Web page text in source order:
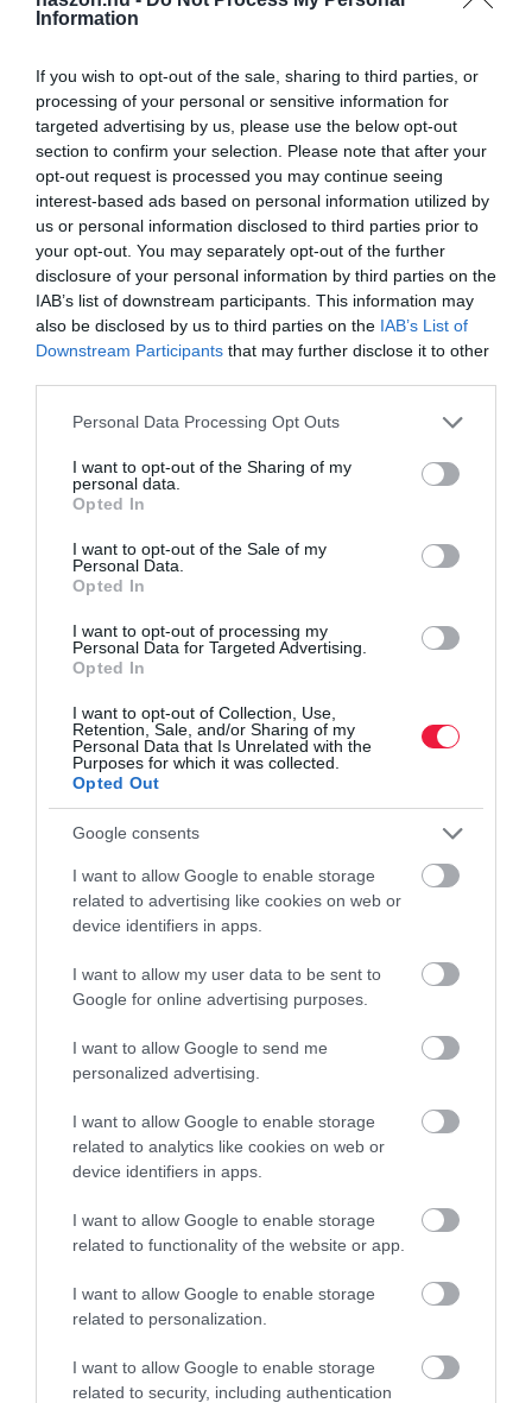
Information
If you wish to opt-out of the sale, sharing to third parties, or
processing of your personal or sensitive information for
targeted advertising by us, please use the below opt-out
section to confirm your selection. Please note that after your
opt-out request is processed you may continue seeing
interest-based ads based on personal information utilized by
us or personal information disclosed to third parties prior to
your opt-out. You may separately opt-out of the further
disclosure of your personal information by third parties on the
IAB’s list of downstream participants. This information may
also be disclosed by us to third parties on the IAB’s List of
Downstream Participants that may further disclose it to other
Please note that this website/app uses one or more Google
not limited to your visit or usage behaviour. You may click to
grant or deny consent to Google and its third-party tags to
use your data for below specified purposes in below Google
consent section.
Personal Data Processing Opt Outs
I want to opt-out of the Sharing of my
personal data.
Opted In
I want to opt-out of the Sale of my
Personal Data.
Opted In
I want to opt-out of processing my
Personal Data for Targeted Advertising.
Opted In
I want to opt-out of Collection, Use,
Retention, Sale, and/or Sharing of my
Personal Data that Is Unrelated with the
Purposes for which it was collected.
Opted Out
Google consents
I want to allow Google to enable storage
related to advertising like cookies on web or
device identifiers in apps.
I want to allow my user data to be sent to
Google for online advertising purposes.
I want to allow Google to send me
personalized advertising.
I want to allow Google to enable storage
related to analytics like cookies on web or
device identifiers in apps.
I want to allow Google to enable storage
related to functionality of the website or app.
I want to allow Google to enable storage
related to personalization.
I want to allow Google to enable storage
related to security, including authentication
Ezért kapkodnak az amerikaiak az európai
útlevelekért
Egyre többen próbálnak európai állampolgárságot és útlevelet
szerezni az Egyesült Államokban. Az öreg kontinens okmányaival
jelentősen bővülhetnek ugyanis üzleti és utazási lehetőségeik.
Meghökkentő…
Sok magyarnak most jutott eszébe, hogy ideje
kiváltani az útlevelet
Kígyózó sorok álltak kedd reggel több budapesti okmányirodák
előtt. A legtöbben útlevélért érkeztek. A nyugati valuták iránti